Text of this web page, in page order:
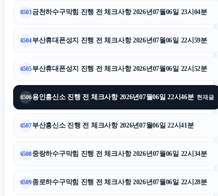
이혼변호사
6503금천하수구막힘 진행 전 체크사항 2026년07월06일 23시04분
6504부산휴대폰성지 진행 전 체크사항 2026년07월06일 22시59분
6505부산휴대폰성지 진행 전 체크사항 2026년07월06일 22시52분
6506용인흥신소 진행 전 체크사항 2026년07월06일 22시46분 현재글
6507부산흥신소 진행 전 체크사항 2026년07월06일 22시41분
6508중랑하수구막힘 진행 전 체크사항 2026년07월06일 22시34분
6509종로하수구막힘 진행 전 체크사항 2026년07월06일 22시28분